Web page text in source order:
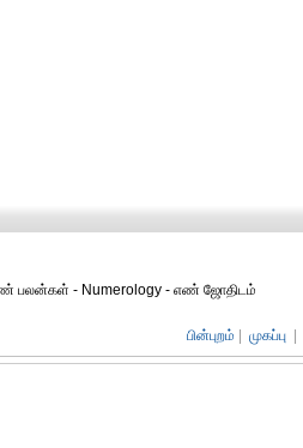
பலன்கள் - Numerology - எண் ஜோதிடம்
பின்புறம் முகப்பு